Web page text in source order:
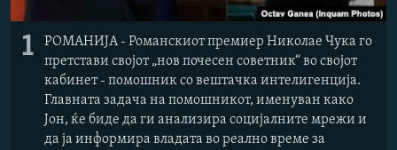
1
РОМАНИЈА - Романскиот премиер Николае Чука го
претстави својот „нов почесен советник“ во својот
кабинет - помошник со вештачка интелигенција.
Главната задача на помошникот, именуван како
Јон, ќе биде да ги анализира социјалните мрежи и
да ја информира владата во реално време за